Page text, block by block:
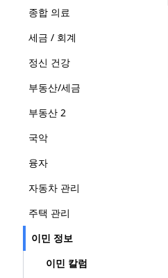
종합 의료
세금 / 회계
정신 건강
부동산/세금
부동산 2
국악
융자
자동차 관리
주택 관리
이민 정보
이민 칼럼